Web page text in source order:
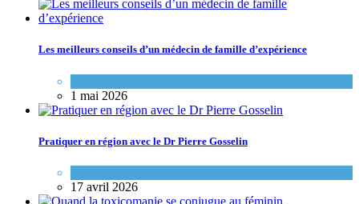
Les meilleurs conseils d’un médecin de famille d’expérience
1 mai 2026
Pratiquer en région avec le Dr Pierre Gosselin
17 avril 2026